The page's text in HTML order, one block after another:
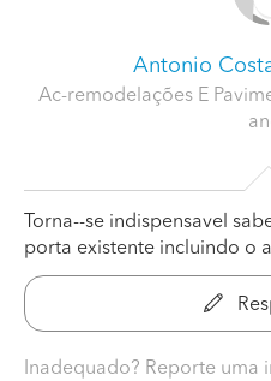
Antonio
Ac-remodelações E
Torna--se indispensavel
porta existente incluindo o
Inadequado? Reporte uma